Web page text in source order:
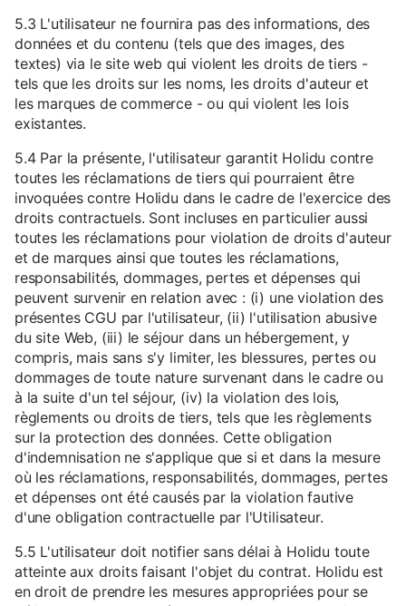
5.3 L'utilisateur ne fournira pas des informations, des
données et du contenu (tels que des images, des
textes) via le site web qui violent les droits de tiers -
tels que les droits sur les noms, les droits d'auteur et
les marques de commerce - ou qui violent les lois
existantes.
5.4 Par la présente, l'utilisateur garantit Holidu contre
toutes les réclamations de tiers qui pourraient être
invoquées contre Holidu dans le cadre de l'exercice des
droits contractuels. Sont incluses en particulier aussi
toutes les réclamations pour violation de droits d'auteur
et de marques ainsi que toutes les réclamations,
responsabilités, dommages, pertes et dépenses qui
peuvent survenir en relation avec : (i) une violation des
présentes CGU par l'utilisateur, (ii) l'utilisation abusive
du site Web, (iii) le séjour dans un hébergement, y
compris, mais sans s'y limiter, les blessures, pertes ou
dommages de toute nature survenant dans le cadre ou
à la suite d'un tel séjour, (iv) la violation des lois,
règlements ou droits de tiers, tels que les règlements
sur la protection des données. Cette obligation
d'indemnisation ne s'applique que si et dans la mesure
où les réclamations, responsabilités, dommages, pertes
et dépenses ont été causés par la violation fautive
d'une obligation contractuelle par l'Utilisateur.
5.5 L'utilisateur doit notifier sans délai à Holidu toute
atteinte aux droits faisant l'objet du contrat. Holidu est
en droit de prendre les mesures appropriées pour se